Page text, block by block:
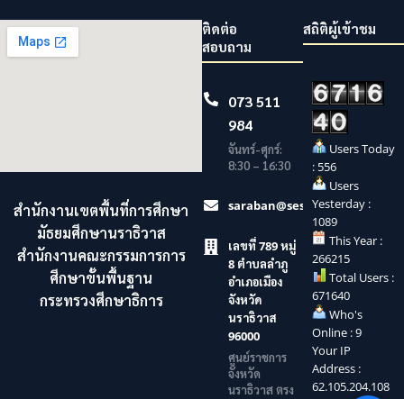
สำนักงานเขตพื้นที่การศึกษา
มัธยมศึกษานราธิวาส
สำนักงานคณะกรรมการการ
ศึกษาขั้นพื้นฐาน
กระทรวงศึกษาธิการ
ติดต่อ
สอบถาม
073 511
984
จันทร์-ศุกร์:
8:30 – 16:30
saraban@sesaonara.go.th
เลขที่ 789 หมู่
8 ตำบลลำภู
อำเภอเมือง
จังหวัด
นราธิวาส
96000
ศูนย์ราชการ
จังหวัด
นราธิวาส ตรง
สถิติผู้เข้าชม
Users Today
: 556
Users
Yesterday :
1089
This Year :
266215
Total Users :
671640
Who's
Online : 9
Your IP
Address :
62.105.204.108